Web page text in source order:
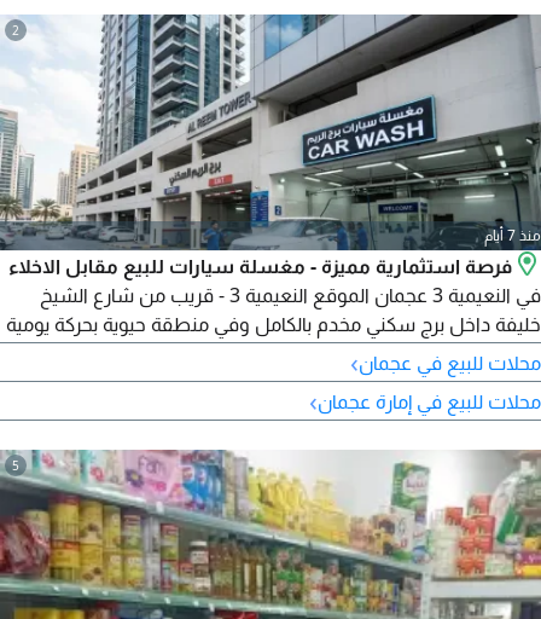
2
منذ 7 أيام
فرصة استثمارية مميزة - مغسلة سيارات للبيع مقابل الاخلاء
في النعيمية 3 عجمان الموقع النعيمية 3 - قريب من شارع الشيخ
خليفة داخل برج سكني مخدم بالكامل وفي منطقة حيوية بحركة يومية
ممتازة - تفاصيل النشاط مغسلة سيارات قائمة وجاهزة للعمل -
محلين كورنر بواجهة مميزة - مساحة تقريبية 60 متر (حوالي 650 قدم)
موقع ممتاز يجذب العملاء بشكل مستمر - تفاصيل الرخصة والإيجار
محلات للبيع في عجمان›
محلات للبيع في إمارة عجمان›
5